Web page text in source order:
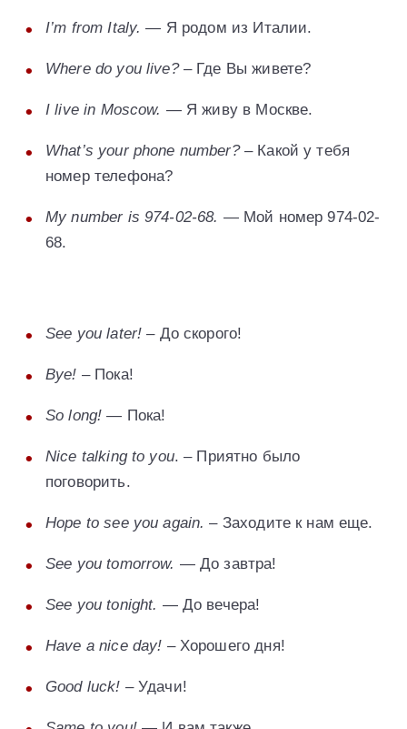
I’m from Italy. — Я родом из Италии.
Where do you live?– Где Вы живете?
I live in Moscow. — Я живу в Москве.
What’s your phone number?– Какой у тебя
номер телефона?
My number is 974-02-68. — Мой номер 974-02-
68.
See you later! – До скорого!
Bye! – Пока!
So long! — Пока!
Nice talking to you. – Приятно было
поговорить.
Hope to see you again. – Заходите к нам еще.
See you tomorrow. — До завтра!
See you tonight. — До вечера!
Have a nice day! – Хорошего дня!
Good luck! – Удачи!